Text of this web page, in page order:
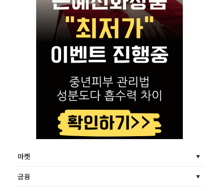
마켓
금융